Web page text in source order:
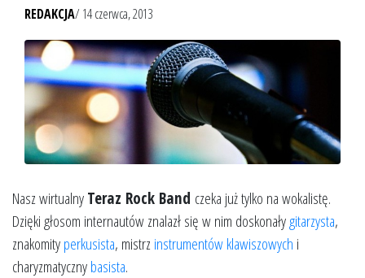
REDAKCJA/ 14 czerwca, 2013
Nasz wirtualnyTeraz Rock Band czeka już tylko na wokalistę.
Dzięki głosom internautów znalazł się w nim doskonałygitarzysta,
znakomityperkusista, mistrzinstrumentów klawiszowych i
charyzmatycznybasista.